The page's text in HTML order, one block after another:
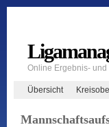
Online Ergebnis-
Übersicht